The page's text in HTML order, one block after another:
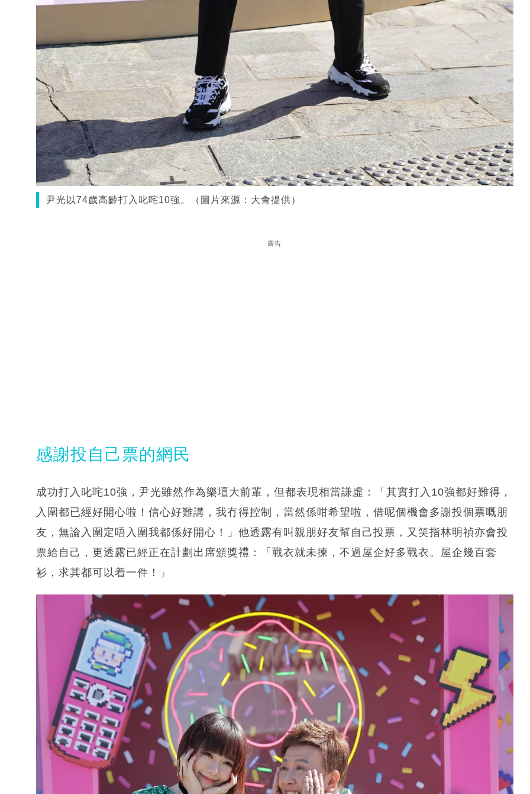
尹光以74歲高齡打入叱咤10強。（圖片來源：大會提供）
廣告
感謝投自己票的網民
成功打入叱咤10強，尹光雖然作為樂壇大前輩，但都表現相當謙虛：「其實打入10強都好難得，
入圍都已經好開心啦！信心好難講，我冇得控制，當然係咁希望啦，借呢個機會多謝投個票嘅朋
友，無論入圍定唔入圍我都係好開心！」他透露有叫親朋好友幫自己投票，又笑指林明禎亦會投
票給自己，更透露已經正在計劃出席頒獎禮：「戰衣就未揀，不過屋企好多戰衣。屋企幾百套
衫，求其都可以着一件！」